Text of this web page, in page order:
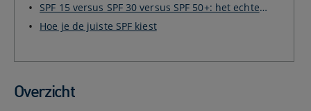
SPF 15 versus SPF 30 versus SPF 50+: het echte
ver...
Hoe je de juiste SPF kiest
Overzicht